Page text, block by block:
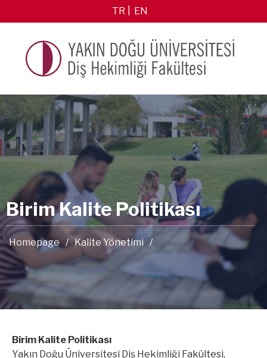
TR EN
Birim Kalite Politikası
Homepage / Kalite Yönetimi /
Birim Kalite Politikası
Yakın Doğu Üniversitesi Diş Hekimliği Fakültesi,